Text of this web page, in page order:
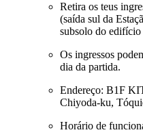
Retira os teus
(saída sul da
subsolo do
Os ingressos
dia da partida.
Endereço: B1F
Chiyoda-ku,
Horário de